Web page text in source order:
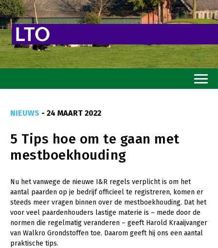
Goed eten
Mooi groen
Sterk ondernemerschap
Transitiepaden
Thema’s
Gezonde planten
NIEUWS - 24 MAART 2022
5 Tips hoe om te gaan met
mestboekhouding
Nu het vanwege de nieuwe I&R regels verplicht is om het
aantal paarden op je bedrijf officieel te registreren, komen er
steeds meer vragen binnen over de mestboekhouding. Dat het
voor veel paardenhouders lastige materie is – mede door de
normen die regelmatig veranderen – geeft Harold Kraaijvanger
van Walkro Grondstoffen toe. Daarom geeft hij ons een aantal
praktische tips.